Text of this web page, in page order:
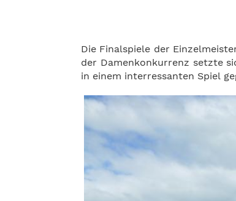
Die Finalspiele der
der Damenkonkurrenz setzte
in einem interressanten Spiel